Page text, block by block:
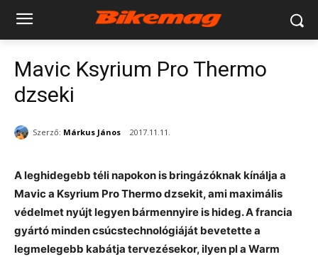
Mavic Ksyrium Pro Thermo
dzseki
Szerző: Márkus János 2017.11.11.
A leghidegebb téli napokon is bringázóknak kínálja a
Mavic a Ksyrium Pro Thermo dzsekit, ami maximális
védelmet nyújt legyen bármennyire is hideg. A francia
gyártó minden csúcstechnológiáját bevetette a
legmelegebb kabátja tervezésekor, ilyen pl a Warm